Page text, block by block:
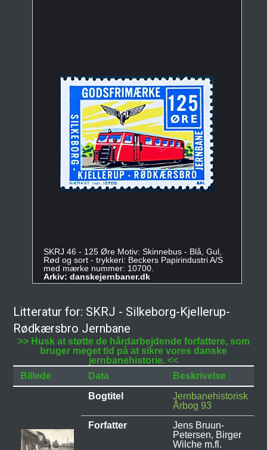
SKRJ 46 - 125 Øre Motiv: Skinnebus - Blå, Gul,
Rød og sort - trykkeri: Beckers Papirindustri A/S
med mærke nummer: 10700.
Arkiv: danskejernbaner.dk
Litteratur for: SKRJ - Silkeborg-Kjellerup-
Rødkærsbro Jernbane
>> Husk at støtte de hårdarbejdende forfattere, som
bruger meget tid på at sikre vores danske
jernbanehistorie. <<
Billede
Data
Beskrivelse
Bogtitel
Jernbanehistorisk
Årbog 93
Forfatter
Jens Bruun-
Petersen, Birger
Wilche m.fl.